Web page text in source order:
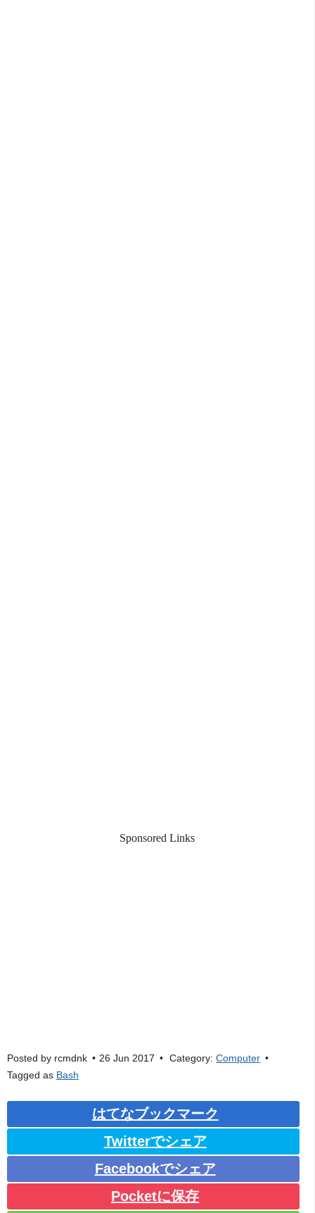
Sponsored Links
Posted by rcmdnk 26 Jun 2017 Category:Computer
Tagged as Bash
はてなブックマーク
Twitterでシェア
Facebookでシェア
Pocketに保存